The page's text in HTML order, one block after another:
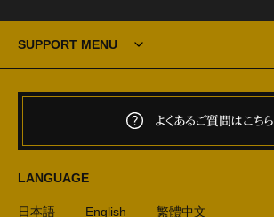
SUPPORT MENU
よくあるご質問はこちら
LANGUAGE
日本語 English 繁體中文